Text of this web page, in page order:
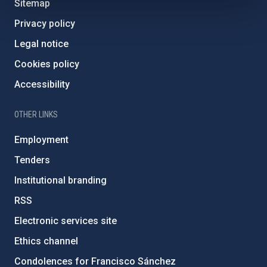
Sitemap
Privacy policy
Legal notice
Cookies policy
Accessibility
OTHER LINKS
Employment
Tenders
Institutional branding
RSS
Electronic services site
Ethics channel
Condolences for Francisco Sánchez